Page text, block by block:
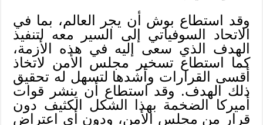
وقد استطاع بوش أن يجر العالم، بما في
الاتحاد السوفياتي إلى السير معه لتنفيذ
الهدف الذي سعى إليه في هذه الأزمة،
كما استطاع تسخير مجلس الأمن لاتخاذ
أقسى القرارات وأشدها لتسهل له تحقيق
ذلك الهدف. وقد استطاع أن ينشر قوات
أميركا الضخمة بهذا الشكل الكثيف دون
قرار من مجلس الأمن، ودون أي اعتراض